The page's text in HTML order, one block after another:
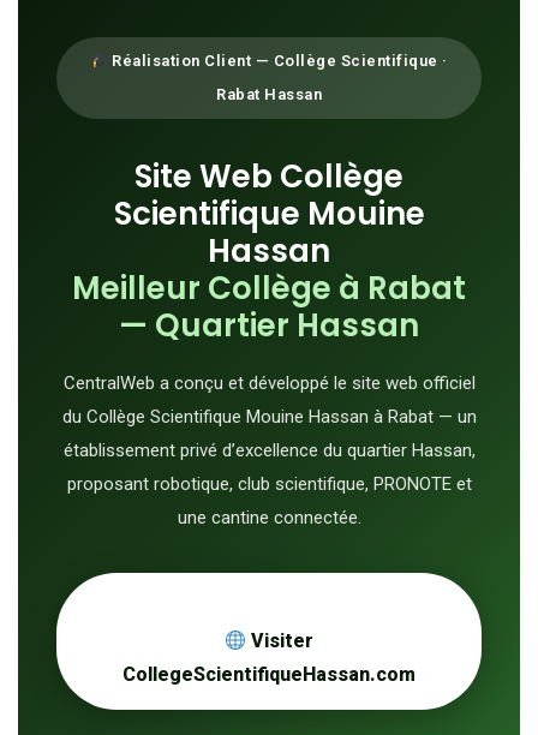
Réalisation Client — Collège Scientifique ·
Rabat Hassan
Site Web Collège
Scientifique Mouine
Hassan
Meilleur Collège à Rabat
— Quartier Hassan
CentralWeb a conçu et développé le site web officiel
du Collège Scientifique Mouine Hassan à Rabat — un
établissement privé d’excellence du quartier Hassan,
proposant robotique, club scientifique, PRONOTE et
une cantine connectée.
Visiter
CollegeScientifiqueHassan.com